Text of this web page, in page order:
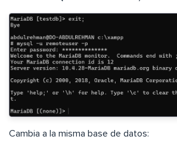
Cambia a la misma base de datos: